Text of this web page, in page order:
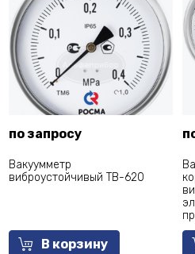
по запросу
Вакуумметр
виброустойчивый ТВ-620
В корзину